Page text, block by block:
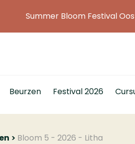
Summer Bloom Festival
Beurzen Festival 2026
Bloom 5 - 2026 - Litha